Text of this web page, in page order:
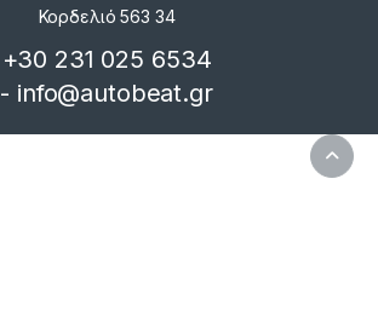
Κορδελιό 563 34
+30 231 025 6534
- info@autobeat.gr